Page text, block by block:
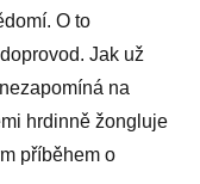
O to
Jak už
na
hrdinně žongluje
příběhem o